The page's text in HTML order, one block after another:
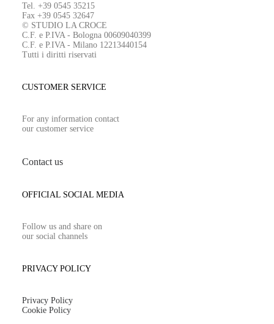
Tel. +39 0545 35215
Fax +39 0545 32647
© STUDIO LA CROCE
C.F. e P.IVA - Bologna 00609040399
C.F. e P.IVA - Milano 12213440154
Tutti i diritti riservati
CUSTOMER SERVICE
For any information contact
our customer service
Contact us
OFFICIAL SOCIAL MEDIA
Follow us and share on
our social channels
PRIVACY POLICY
Privacy Policy
Cookie Policy